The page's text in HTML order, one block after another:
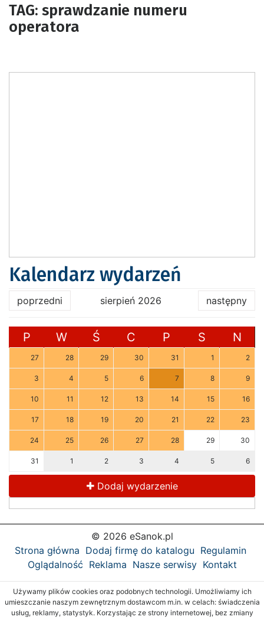
TAG: sprawdzanie numeru
operatora
Kalendarz wydarzeń
poprzedni sierpień 2026 następny
P W Ś C P S N
27 28 29 30 31 1 2
3 4 5 6 7 8 9
10 11 12 13 14 15 16
17 18 19 20 21 22 23
24 25 26 27 28 29 30
31 1 2 3 4 5 6
Dodaj wydarzenie
© 2026 eSanok.pl
Strona główna Dodaj firmę do katalogu Regulamin
Oglądalność Reklama Nasze serwisy Kontakt
Używamy plików cookies oraz podobnych technologii. Umożliwiamy ich
umieszczanie naszym zewnętrznym dostawcom m.in. w celach: świadczenia
usług, reklamy, statystyk. Korzystając ze strony internetowej, bez zmiany